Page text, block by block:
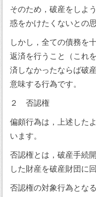
そのため，破産をしよ
惑をかけたくないとの
しかし，全ての債務を
返済を行うこと（これ
済しなかったならば破
意味する行為です。
２ 否認権
偏頗行為は，上述した
います。
否認権とは，破産手続
した財産を破産財団に
否認権の対象行為とな